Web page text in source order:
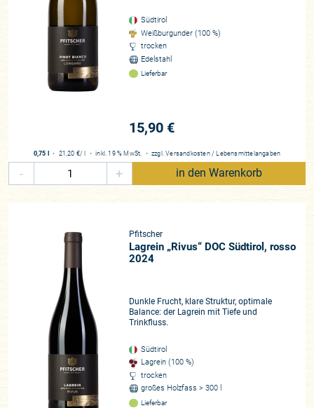
Im Keller verfolgen die Pfitschers einen klaren Ansatz: so
wenig wie möglich, so viel wie nötig. Jeder Arbeitsschritt
dient dem Zweck, den Charakter der Lagen zu bewahren
bzw. herauszuarbeiten. Die Trauben werden ausschließlich
von Hand gelesen und streng selektioniert, bevor sie
parzellenweise ausgebaut werden. Meist erfolgt die Gärung
authentischen Ausdruck der Rebsorten zu erhalten. Der
Ausbau geschieht je nach Sorte und Stilistik entweder in
Edelstahltanks, die Frische und Klarheit bewahren, in großen
Holzfässern, die Struktur geben, oder in Barriques, die den
Weinen zusätzliche Tiefe verleihen. Holz wird dabei niemals
vordergründig eingesetzt, sondern soll stets nur als Rahmen
Gewächse verbringen zudem eine lange Zeit auf der
Feinhefe, was ihnen zusätzliche Komplexität, Cremigkeit und
ein bemerkenswertes Alterungspotenzial verleiht. Das
Ergebnis sind Weine von glasklarer Stilistik, geprägt von
Frische, Eleganz und Struktur.
Nachhaltigkeit und gelebte Verantwortung
Die Familie Pfitscher zählt zu den Vorreitern einer
konsequent nachhaltigen Weinwirtschaft in Italien. Ihre
Weinberge werden biologisch bewirtschaftet, auf Herbizide
und mineralische Dünger wird vollständig verzichtet. Durch
natürliche Begrünung wird die Biodiversität gefördert,
Südtirol
Weißburgunder (100 %)
trocken
Edelstahl
Lieferbar
15,90 €
0,75 l ・ 21,20 €/ l ・inkl. 19 % MwSt. ・ zzgl.Versandkosten / Lebensmittelangaben
- + in den Warenkorb
Pfitscher
Lagrein „Rivus“ DOC Südtirol, rosso
2024
Dunkle Frucht, klare Struktur, optimale
Balance: der Lagrein mit Tiefe und
Trinkfluss.
Südtirol
Lagrein (100 %)
trocken
großes Holzfass > 300 l
Lieferbar